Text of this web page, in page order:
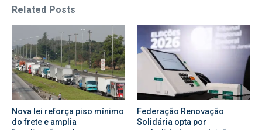
Related Posts
Nova lei reforça piso mínimo
do frete e amplia
Federação Renovação
Solidária opta por